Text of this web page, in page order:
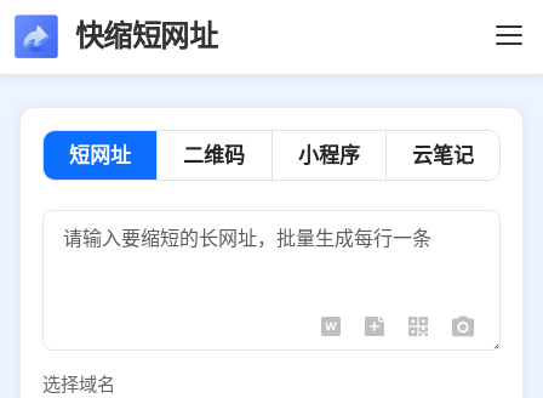
快缩短网址
短网址 二维码 小程序 云笔记
选择域名